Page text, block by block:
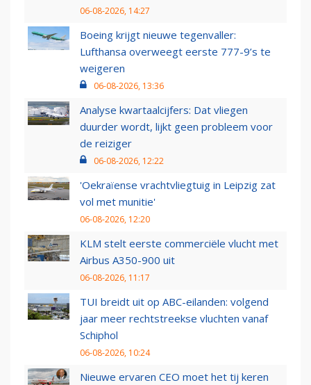
06-08-2026, 14:27
Boeing krijgt nieuwe tegenvaller:
Lufthansa overweegt eerste 777-9’s te
weigeren
06-08-2026, 13:36
Analyse kwartaalcijfers: Dat vliegen
duurder wordt, lijkt geen probleem voor
de reiziger
06-08-2026, 12:22
'Oekraïense vrachtvliegtuig in Leipzig zat
vol met munitie'
06-08-2026, 12:20
KLM stelt eerste commerciële vlucht met
Airbus A350-900 uit
06-08-2026, 11:17
TUI breidt uit op ABC-eilanden: volgend
jaar meer rechtstreekse vluchten vanaf
Schiphol
06-08-2026, 10:24
Nieuwe ervaren CEO moet het tij keren